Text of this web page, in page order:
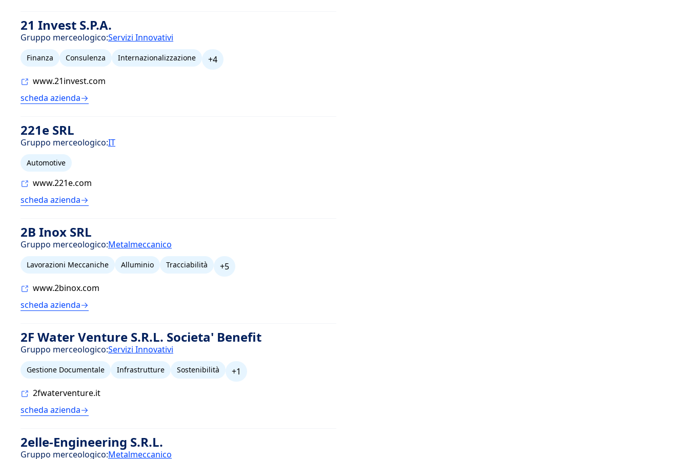
21 Invest S.P.A.
Gruppo merceologico:Servizi Innovativi
Finanza Consulenza Internazionalizzazione
+4
www.21invest.com
scheda azienda
221e SRL
Gruppo merceologico:IT
Automotive
www.221e.com
scheda azienda
2B Inox SRL
Gruppo merceologico:Metalmeccanico
Lavorazioni Meccaniche Alluminio Tracciabilità
+5
www.2binox.com
scheda azienda
2F Water Venture S.R.L. Societa' Benefit
Gruppo merceologico:Servizi Innovativi
Gestione Documentale Infrastrutture Sostenibilità
+1
2fwaterventure.it
scheda azienda
2elle-Engineering S.R.L.
Gruppo merceologico:Metalmeccanico